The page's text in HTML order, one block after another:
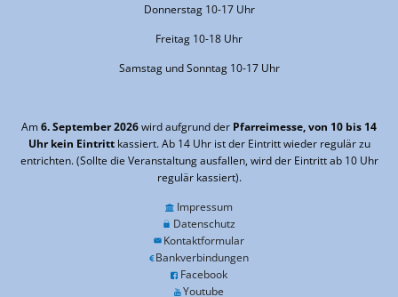
Donnerstag 10-17 Uhr
Freitag 10-18 Uhr
Samstag und Sonntag 10-17 Uhr
Am6. September 2026wird aufgrund der Pfarreimesse, von 10 bis 14
Uhr kein Eintrittkassiert. Ab 14 Uhr ist der Eintritt wieder regulär zu
entrichten. (Sollte die Veranstaltung ausfallen, wird der Eintritt ab 10 Uhr
regulär kassiert).
Impressum
Datenschutz
Kontaktformular
Bankverbindungen
Facebook
Youtube